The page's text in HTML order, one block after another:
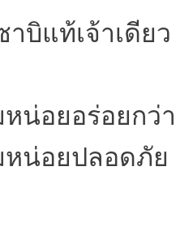
บิแท้เจ้าเดียว
น่อยอร่อยกว่า
หน่อยปลอดภัย